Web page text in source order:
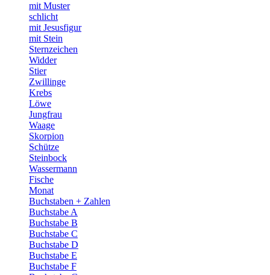
mit Muster
schlicht
mit Jesusfigur
mit Stein
Sternzeichen
Widder
Stier
Zwillinge
Krebs
Löwe
Jungfrau
Waage
Skorpion
Schütze
Steinbock
Wassermann
Fische
Monat
Buchstaben + Zahlen
Buchstabe A
Buchstabe B
Buchstabe C
Buchstabe D
Buchstabe E
Buchstabe F